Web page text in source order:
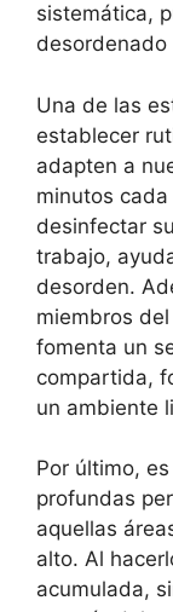
sistemática,
Una de las
establecer
adapten a
minutos
desinfectar
trabajo,
desorden.
miembros
fomenta un
compartida,
un ambiente
Por último,
profundas
aquellas
alto. Al
acumulada,